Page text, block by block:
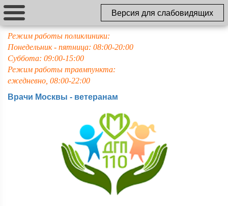
Версия для слабовидящих
Режим работы поликлиники:
Понедельник - пятница: 08:00-20:00
Суббота: 09:00-15:00
Режим работы травмпункта:
ежедневно, 08:00-22:00
Врачи Москвы - ветеранам